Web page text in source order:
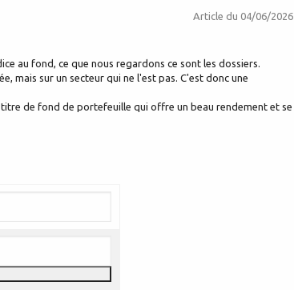
Article du 04/06/2026
au fond, ce que nous regardons ce sont les dossiers.
mais sur un secteur qui ne l'est pas. C'est donc une
de fond de portefeuille qui offre un beau rendement et se